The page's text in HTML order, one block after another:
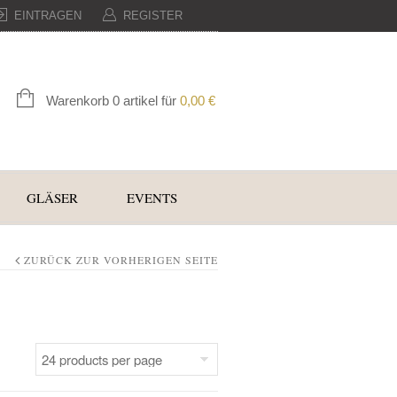
EINTRAGEN REGISTER
Warenkorb 0 artikel für 0,00 €
GLÄSER EVENTS
ZURÜCK ZUR VORHERIGEN SEITE